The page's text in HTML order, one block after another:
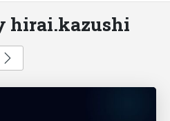
hirai.kazushi